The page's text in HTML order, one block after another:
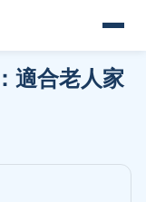
適合老人家